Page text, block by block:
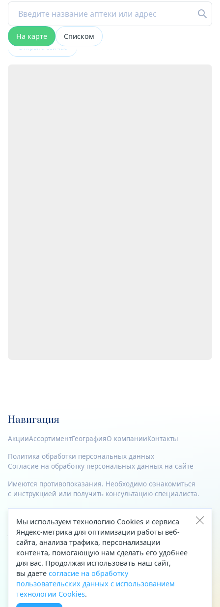
На карте Списком
Открыта сейчас
Навигация
АкцииАссортиментГеографияО компанииКонтакты
Политика обработки персональных данных
Согласие на обработку персональных данных на сайте
Имеются противопоказания. Необходимо ознакомиться
с инструкцией или получить консультацию специалиста.
© 2023—2026 Все права защищены.
Адрес
Архангельск, ул. Папанина, д. 19 (вход в здание со стороны
автоцентра «Тойота»)
Приемная Генерального директора
Телефон
+7 (8182) 63-60-31
Факс
+7 (8182) 68-66-71
Мы используем технологию Cookies и сервиса
Яндекс-метрика для оптимизации работы веб-
сайта, анализа трафика, персонализации
контента, помогающую нам сделать его удобнее
для вас. Продолжая использовать наш сайт,
вы даете согласие на обработку
пользовательских данных с использованием
технологии Cookies.